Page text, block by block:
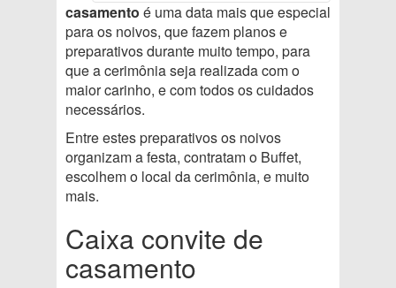
casamento é uma data mais que especial
para os noivos, que fazem planos e
preparativos durante muito tempo, para
que a cerimônia seja realizada com o
maior carinho, e com todos os cuidados
necessários.
Entre estes preparativos os noivos
organizam a festa, contratam o Buffet,
escolhem o local da cerimônia, e muito
mais.
Caixa convite de
casamento